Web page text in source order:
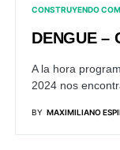
CONSTRUYENDO
DENGUE –
A la hora
2024 nos
BY MAXIMILIANO